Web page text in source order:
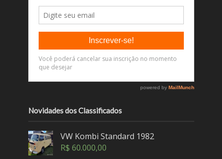
Novidades dos Classificados
VW Kombi Standard 1982
R$ 60.000,00